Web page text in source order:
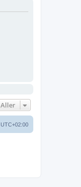
Aller
UTC+02:00